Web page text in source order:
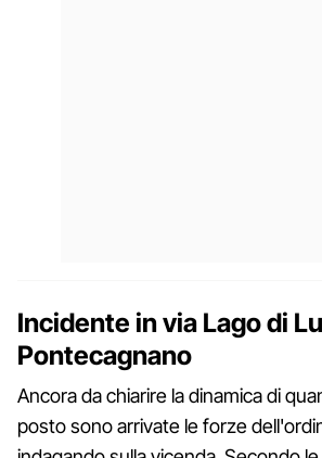
Incidente in via Lago di
Pontecagnano
Ancora da chiarire la dinamica di
posto sono arrivate le forze